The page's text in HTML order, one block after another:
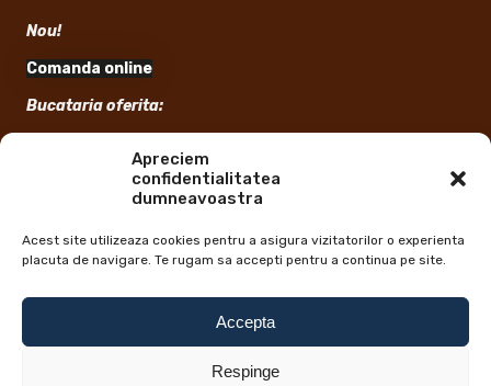
Apreciem
confidentialitatea
dumneavoastra
Acest site utilizeaza cookies pentru a asigura vizitatorilor o experienta
placuta de navigare. Te rugam sa accepti pentru a continua pe site.
Accepta
Respinge
Nou!
Comanda online
Bucataria oferita:
Informatii suplimentare: